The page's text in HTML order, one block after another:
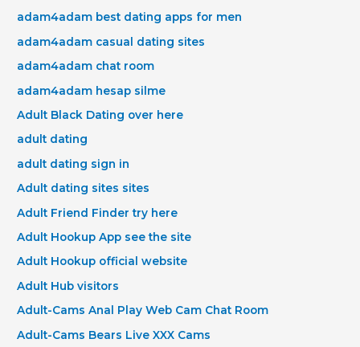
adam4adam best dating apps for men
adam4adam casual dating sites
adam4adam chat room
adam4adam hesap silme
Adult Black Dating over here
adult dating
adult dating sign in
Adult dating sites sites
Adult Friend Finder try here
Adult Hookup App see the site
Adult Hookup official website
Adult Hub visitors
Adult-Cams Anal Play Web Cam Chat Room
Adult-Cams Bears Live XXX Cams